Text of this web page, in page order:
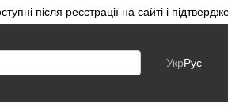
після реєстрації на сайті і
УкрРус